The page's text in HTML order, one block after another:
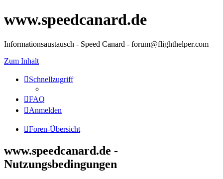
www.speedcanard.de
Informationsaustausch - Speed Canard - forum@flighthelper.com
Zum Inhalt
Schnellzugriff
FAQ
Anmelden
Foren-Übersicht
www.speedcanard.de -
Nutzungsbedingungen